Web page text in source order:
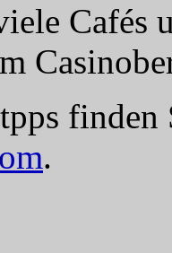
Cafés
.